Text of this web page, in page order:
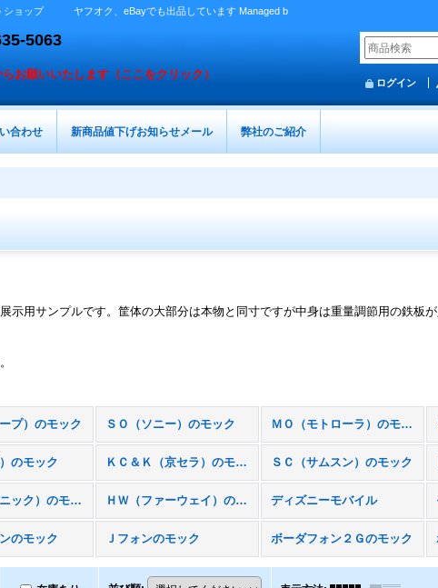
トショップ ヤフオク、eBayでも出品しています Managed b
5063
お願いいたします（ここをクリック）
ログイン
合わせ 新商品値下げお知らせメール 弊社のご紹介
示用サンプルです。筐体の大部分は本物と同寸ですが中身は重量調節用の鉄板が
プ）のモック ＳＯ（ソニー）のモック ＭＯ（モトローラ）のモック
のモック ＫＣ＆Ｋ（京セラ）のモック ＳＣ（サムスン）のモック
Ｐ（パナソニック）のモック ＨＷ（ファーウェイ）のモック ディズニーモバイル
のモック Ｊフォンのモック ボーダフォン２Ｇのモック